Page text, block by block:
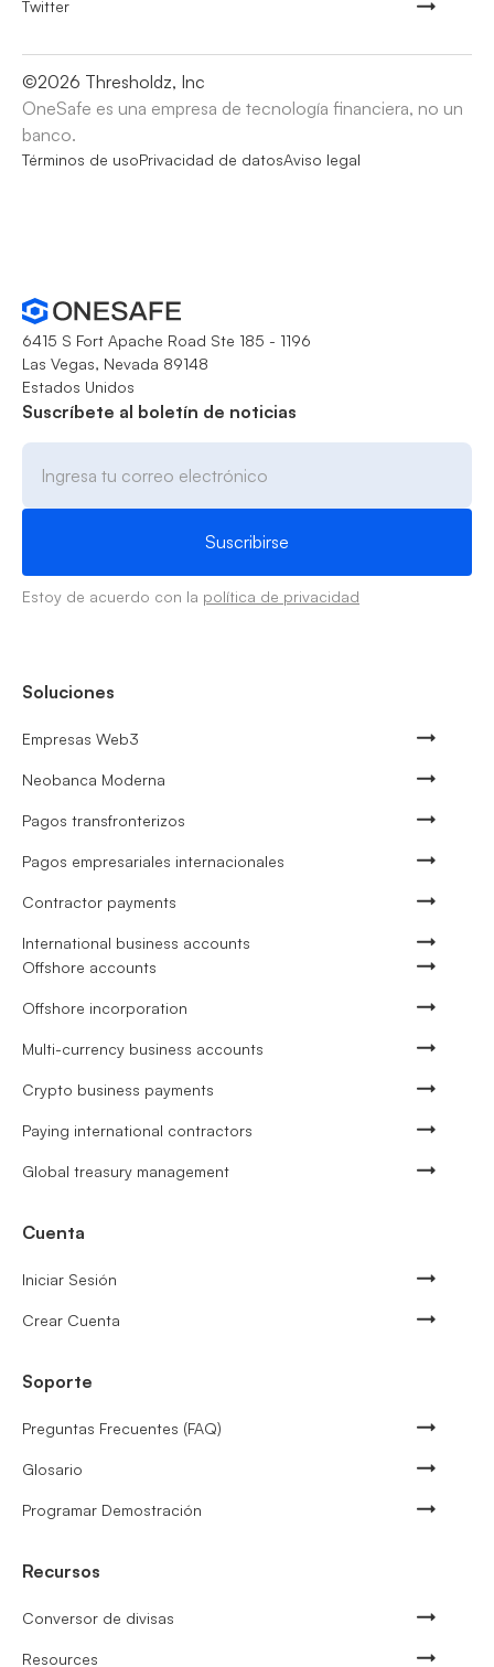
Twitter
©2026 Thresholdz, Inc
OneSafe es una empresa de tecnología financiera, no un
banco.
Términos de usoPrivacidad de datosAviso legal
6415 S Fort Apache Road Ste 185 - 1196
Las Vegas, Nevada 89148
Estados Unidos
Suscríbete al boletín de noticias
Estoy de acuerdo con la política de privacidad
Soluciones
Empresas Web3
Neobanca Moderna
Pagos transfronterizos
Pagos empresariales internacionales
Contractor payments
International business accounts
Offshore accounts
Offshore incorporation
Multi-currency business accounts
Crypto business payments
Paying international contractors
Global treasury management
Cuenta
Iniciar Sesión
Crear Cuenta
Soporte
Preguntas Frecuentes (FAQ)
Glosario
Programar Demostración
Recursos
Conversor de divisas
Resources